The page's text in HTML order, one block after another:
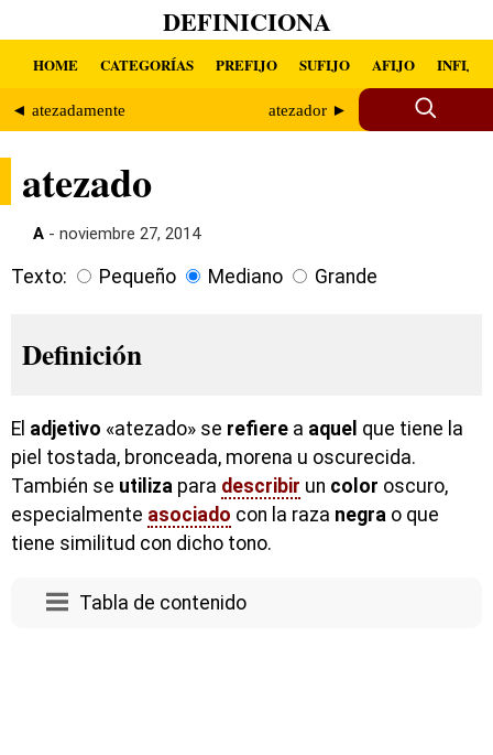
DEFINICIONA
HOME CATEGORÍAS PREFIJO SUFIJO AFIJO INFIJO
◄ atezadamente atezador ►
atezado
A - noviembre 27, 2014
Texto: Pequeño Mediano Grande
Definición
El adjetivo «atezado» se refiere a aquel que tiene la
piel tostada, bronceada, morena u oscurecida.
También se utiliza para describir un color oscuro,
especialmente asociado con la raza negra o que
tiene similitud con dicho tono.
Tabla de contenido